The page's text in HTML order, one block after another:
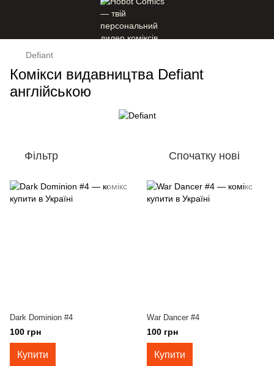
Defiant
Комікси видавництва Defiant
англійською
Фільтр Спочатку нові
Dark Dominion #4
100 грн
Купити
War Dancer #4
100 грн
Купити